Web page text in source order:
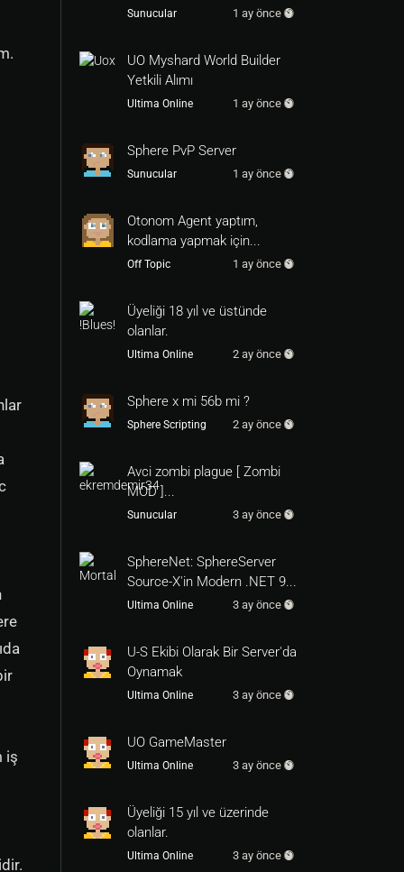
iş
Sunucular 1 ay önce
UO Myshard World Builder
Yetkili Alımı
Ultima Online 1 ay önce
Sphere PvP Server
Sunucular 1 ay önce
Otonom Agent yaptım,
kodlama yapmak için...
Off Topic 1 ay önce
Üyeliği 18 yıl ve üstünde
olanlar.
Ultima Online 2 ay önce
Sphere x mi 56b mi ?
Sphere Scripting 2 ay önce
Avci zombi plague [ Zombi
MOD ]...
Sunucular 3 ay önce
SphereNet: SphereServer
Source-X'in Modern .NET 9...
Ultima Online 3 ay önce
U-S Ekibi Olarak Bir Server'da
Oynamak
Ultima Online 3 ay önce
UO GameMaster
Ultima Online 3 ay önce
Üyeliği 15 yıl ve üzerinde
olanlar.
Ultima Online 3 ay önce